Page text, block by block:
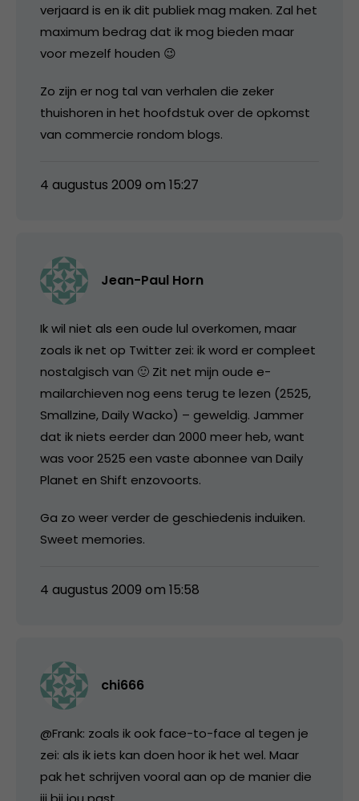
verjaard is en ik dit publiek mag maken. Zal het
maximum bedrag dat ik mog bieden maar
voor mezelf houden 😉
Zo zijn er nog tal van verhalen die zeker
thuishoren in het hoofdstuk over de opkomst
van commercie rondom blogs.
4 augustus 2009 om 15:27
Jean-Paul Horn
Ik wil niet als een oude lul overkomen, maar
zoals ik net op Twitter zei: ik word er compleet
nostalgisch van 🙂 Zit net mijn oude e-
mailarchieven nog eens terug te lezen (2525,
Smallzine, Daily Wacko) – geweldig. Jammer
dat ik niets eerder dan 2000 meer heb, want
was voor 2525 een vaste abonnee van Daily
Planet en Shift enzovoorts.
Ga zo weer verder de geschiedenis induiken.
Sweet memories.
4 augustus 2009 om 15:58
chi666
@Frank: zoals ik ook face-to-face al tegen je
zei: als ik iets kan doen hoor ik het wel. Maar
pak het schrijven vooral aan op de manier die